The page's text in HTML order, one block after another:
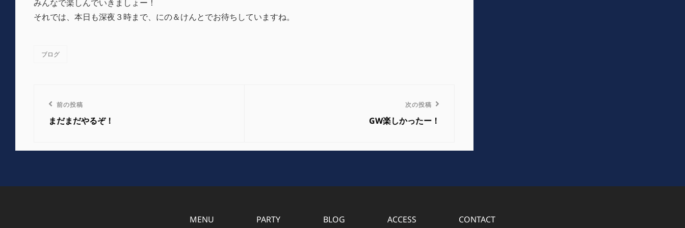
みんなで楽しんでいきましょー！
それでは、本日も深夜３時まで、にの＆けんとでお待ちしていますね。
ブログ
ゲ
前
の
稿
前の投稿
まだまだやるぞ！
稿
次の投稿
GW楽しかったー！
MENU PARTY BLOG ACCESS CONTACT